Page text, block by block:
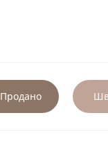
Продано